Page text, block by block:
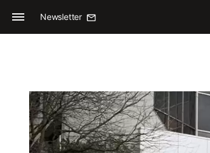
Newsletter